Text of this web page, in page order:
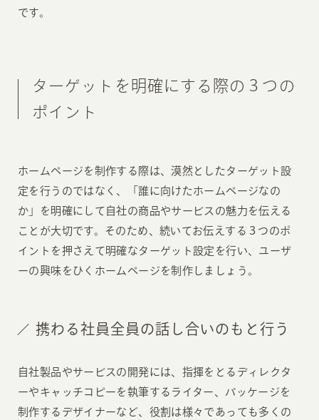
です。
ターゲットを明確にする際の３つの
ポイント
ホームページを制作する際は、漠然としたターゲット設
定を行うのではなく、「誰に向けたホームページなの
か」を明確にして自社の商品やサービスの魅力を伝える
ことが大切です。そのため、続いてお伝えする３つのポ
イントを押さえて明確なターゲット設定を行い、ユーザ
ーの興味をひくホームページを制作しましょう。
携わる社員全員の話し合いのもと行う
自社製品やサービスの開発には、指揮をとるディレクタ
ーやキャッチコピーを執筆するライター、パッケージを
制作するデザイナーなど、役割は様々であっても多くの